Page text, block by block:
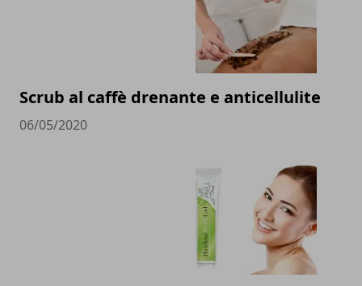
Scrub al caffè drenante e anticellulite
06/05/2020